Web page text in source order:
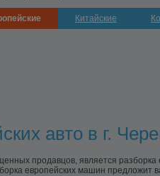
Китайские
авто в г.
продавцов, является разборка
европейских машин предложит